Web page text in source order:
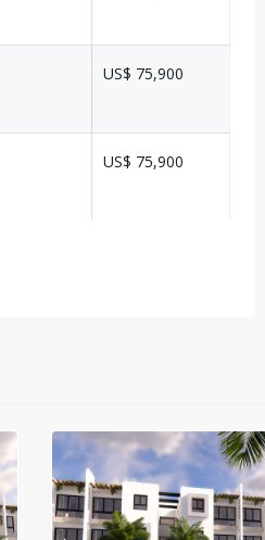
US$ 75,900
US$ 75,900
US$ 75,900